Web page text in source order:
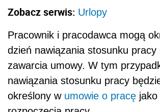
Zobacz serwis: Urlopy
Pracownik i pracodawca mogą
dzień nawiązania stosunku pracy
zawarcia umowy. W tym
nawiązania stosunku pracy
określony w umowie o pracę jako